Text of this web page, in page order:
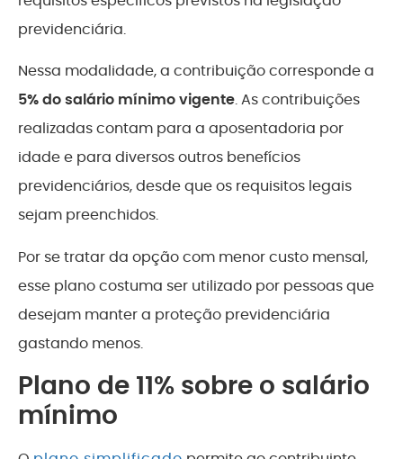
previdenciária.
Nessa modalidade, a contribuição corresponde a
5% do salário mínimo vigente. As contribuições
realizadas contam para a aposentadoria por
idade e para diversos outros benefícios
previdenciários, desde que os requisitos legais
sejam preenchidos.
Por se tratar da opção com menor custo mensal,
esse plano costuma ser utilizado por pessoas que
desejam manter a proteção previdenciária
gastando menos.
Plano de 11% sobre o salário
mínimo